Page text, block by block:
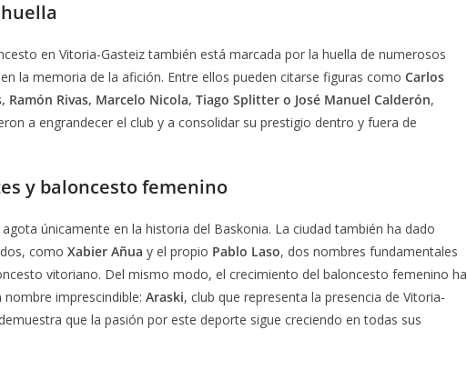
en Vitoria-Gasteiz también está marcada por la huella de numerosos
la memoria de la afición. Entre ellos pueden citarse figuras como Carlos
Ramón Rivas, Marcelo Nicola, Tiago Splitter o José Manuel Calderón,
a engrandecer el club y a consolidar su prestigio dentro y fuera de
y baloncesto femenino
únicamente en la historia del Baskonia. La ciudad también ha dado
como Xabier Añua y el propio Pablo Laso, dos nombres fundamentales
vitoriano. Del mismo modo, el crecimiento del baloncesto femenino ha
imprescindible: Araski, club que representa la presencia de Vitoria-
que la pasión por este deporte sigue creciendo en todas sus